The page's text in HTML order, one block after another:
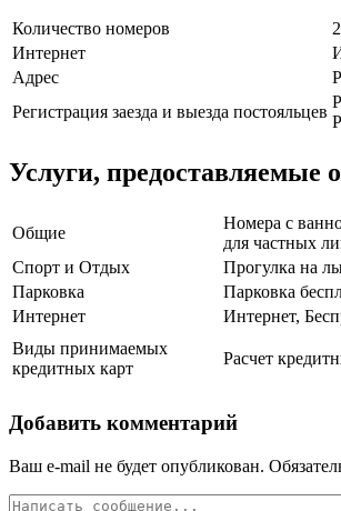
Количество номеров
2
Интернет
Адрес
Регистрация заезда и выезда постояльцев
Услуги, предоставляемые
Общие
Номера с
для частных
Спорт и Отдых
Прогулка на
Парковка
Парковка
Интернет
Интернет,
Виды принимаемых
кредитных карт
Расчет
Добавить комментарий
Ваш e-mail не будет опубликован.